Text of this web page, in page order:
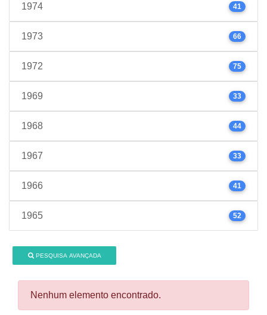
1974 41
1973 66
1972 75
1969 33
1968 44
1967 33
1966 41
1965 52
PESQUISA AVANÇADA
Nenhum elemento encontrado.